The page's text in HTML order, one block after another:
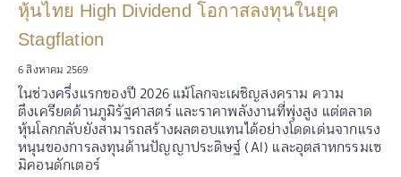
หุ้นไทย High Dividend โอกาสลงทุนในยุค
Stagflation
6 สิงหาคม 2569
ในช่วงครึ่งแรกของปี 2026 แม้โลกจะเผชิญสงคราม ความ
ตึงเครียดด้านภูมิรัฐศาสตร์ และราคาพลังงานที่พุ่งสูง แต่ตลาด
หุ้นโลกกลับยังสามารถสร้างผลตอบแทนได้อย่างโดดเด่นจากแรง
หนุนของการลงทุนด้านปัญญาประดิษฐ์ (AI) และอุตสาหกรรมเซ
มิคอนดักเตอร์